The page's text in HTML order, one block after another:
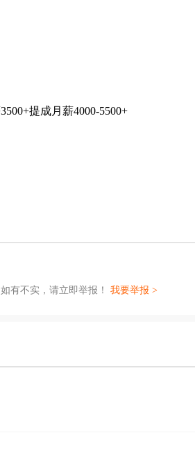
提成月薪4000-5500+
有不实，请立即举报！ 我要举报 >